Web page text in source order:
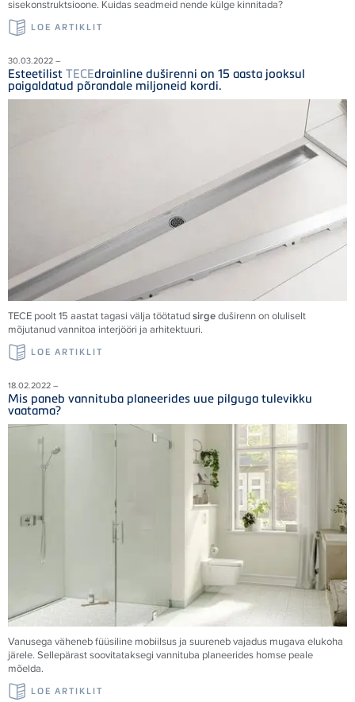
sisekonstruktsioone. Kuidas seadmeid nende külge kinnitada?
LOE ARTIKLIT
30.03.2022 –
Esteetilist TECEdrainline duširenni on 15 aasta jooksul
paigaldatud põrandale miljoneid kordi.
TECE poolt 15 aastat tagasi välja töötatudsirgeduširenn on oluliselt
mõjutanud vannitoa interjööri ja arhitektuuri.
LOE ARTIKLIT
18.02.2022 –
Mis paneb vannituba planeerides uue pilguga tulevikku
vaatama?
Vanusega väheneb füüsiline mobiilsus ja suureneb vajadus mugava elukoha
järele. Sellepärast soovitataksegi vannituba planeerides homse peale
mõelda.
LOE ARTIKLIT